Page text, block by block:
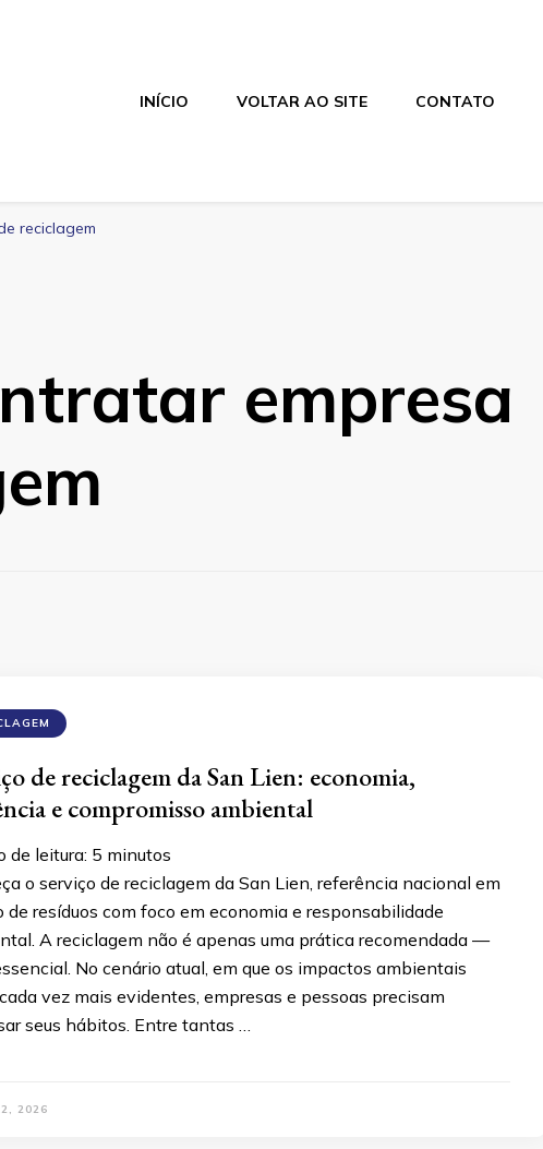
INÍCIO VOLTAR AO SITE CONTATO
reciclagem
empresa
de reciclagem da San Lien: economia,
e compromisso ambiental
de leitura: 5 minutos
o serviço de reciclagem da San Lien, referência nacional em
de resíduos com foco em economia e responsabilidade
A reciclagem não é apenas uma prática recomendada —
No cenário atual, em que os impactos ambientais
vez mais evidentes, empresas e pessoas precisam
seus hábitos. Entre tantas …
2026